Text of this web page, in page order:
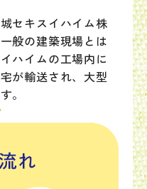
セキスイハイム株
般の建築現場とは
ハイムの工場内に
が輸送され、大型
。